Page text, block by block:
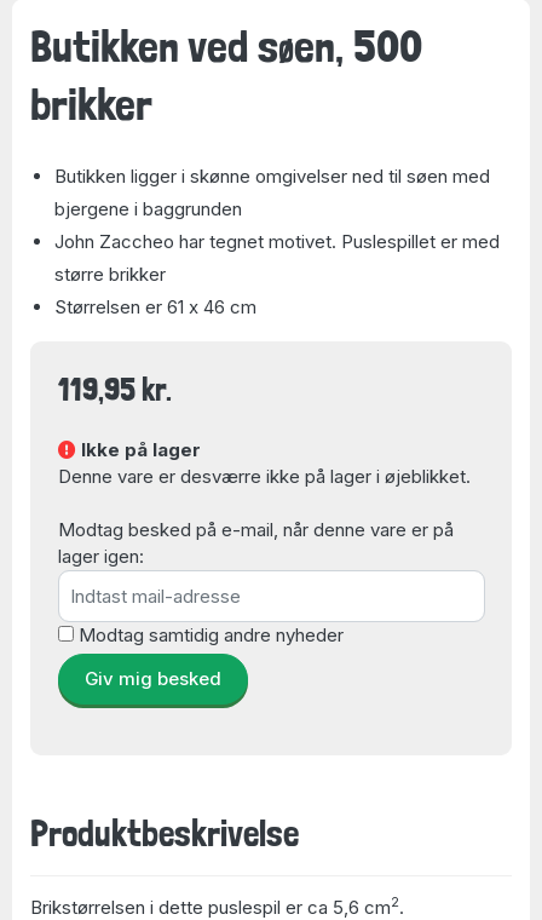
Butikken ved søen, 500
brikker
Butikken ligger i skønne omgivelser ned til søen med
bjergene i baggrunden
John Zaccheo har tegnet motivet. Puslespillet er med
større brikker
Størrelsen er 61 x 46 cm
119,95 kr.
Ikke på lager
Denne vare er desværre ikke på lager i øjeblikket.
Modtag besked på e-mail, når denne vare er på
lager igen:
Modtag samtidig andre nyheder
Giv mig besked
Produktbeskrivelse
Brikstørrelsen i dette puslespil er ca 5,6 cm2.